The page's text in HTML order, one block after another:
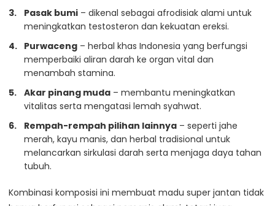
Pasak bumi – dikenal sebagai afrodisiak alami untuk
meningkatkan testosteron dan kekuatan ereksi.
Purwaceng – herbal khas Indonesia yang berfungsi
memperbaiki aliran darah ke organ vital dan
menambah stamina.
Akar pinang muda – membantu meningkatkan
vitalitas serta mengatasi lemah syahwat.
Rempah-rempah pilihan lainnya – seperti jahe
merah, kayu manis, dan herbal tradisional untuk
melancarkan sirkulasi darah serta menjaga daya tahan
tubuh.
Kombinasi komposisi ini membuat madu super jantan tidak